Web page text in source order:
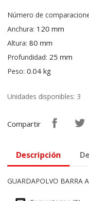
Número de
Anchura: 120 mm
Altura: 80 mm
Profundidad: 25 mm
Peso: 0.04 kg
Unidades disponibles: 3
Compartir
Descripción
GUARDAPOLVO BARRA